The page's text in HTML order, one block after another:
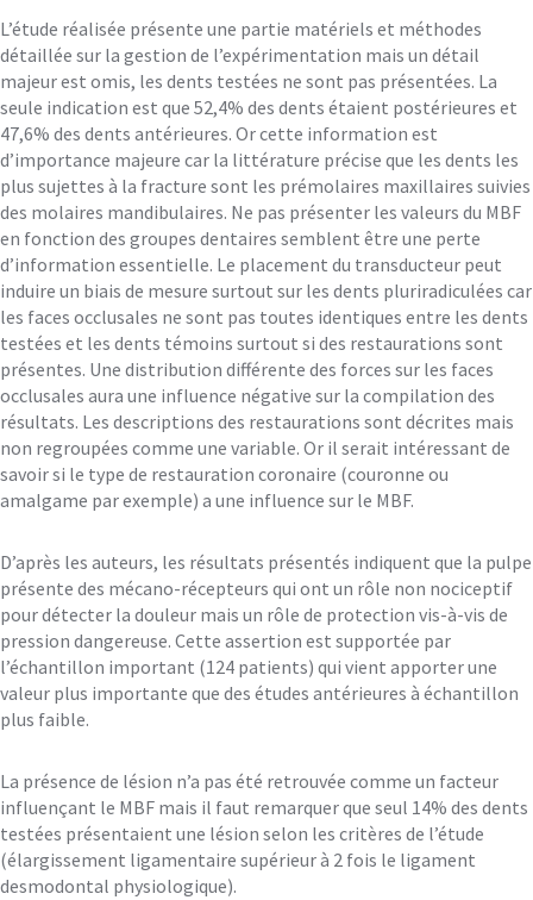
L’étude réalisée présente une partie matériels et méthodes
détaillée sur la gestion de l’expérimentation mais un détail
majeur est omis, les dents testées ne sont pas présentées. La
seule indication est que 52,4% des dents étaient postérieures et
47,6% des dents antérieures. Or cette information est
d’importance majeure car la littérature précise que les dents les
plus sujettes à la fracture sont les prémolaires maxillaires suivies
des molaires mandibulaires. Ne pas présenter les valeurs du MBF
en fonction des groupes dentaires semblent être une perte
d’information essentielle. Le placement du transducteur peut
induire un biais de mesure surtout sur les dents pluriradiculées car
les faces occlusales ne sont pas toutes identiques entre les dents
testées et les dents témoins surtout si des restaurations sont
présentes. Une distribution différente des forces sur les faces
occlusales aura une influence négative sur la compilation des
résultats. Les descriptions des restaurations sont décrites mais
non regroupées comme une variable. Or il serait intéressant de
savoir si le type de restauration coronaire (couronne ou
amalgame par exemple) a une influence sur le MBF.
D’après les auteurs, les résultats présentés indiquent que la pulpe
présente des mécano-récepteurs qui ont un rôle non nociceptif
pour détecter la douleur mais un rôle de protection vis-à-vis de
pression dangereuse. Cette assertion est supportée par
l’échantillon important (124 patients) qui vient apporter une
valeur plus importante que des études antérieures à échantillon
plus faible.
La présence de lésion n’a pas été retrouvée comme un facteur
influençant le MBF mais il faut remarquer que seul 14% des dents
testées présentaient une lésion selon les critères de l’étude
(élargissement ligamentaire supérieur à 2 fois le ligament
desmodontal physiologique).